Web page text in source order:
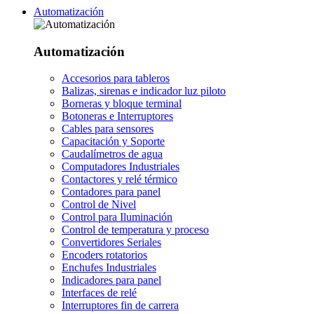
Automatización
Automatización
Accesorios para tableros
Balizas, sirenas e indicador luz piloto
Borneras y bloque terminal
Botoneras e Interruptores
Cables para sensores
Capacitación y Soporte
Caudalímetros de agua
Computadores Industriales
Contactores y relé térmico
Contadores para panel
Control de Nivel
Control para Iluminación
Control de temperatura y proceso
Convertidores Seriales
Encoders rotatorios
Enchufes Industriales
Indicadores para panel
Interfaces de relé
Interruptores fin de carrera